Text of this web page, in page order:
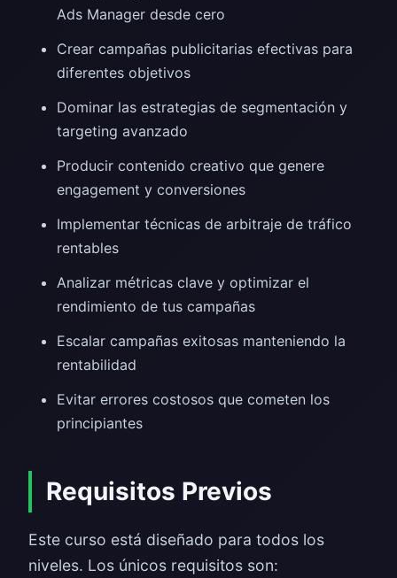
Ads Manager desde cero
Crear campañas publicitarias efectivas para
diferentes objetivos
Dominar las estrategias de segmentación y
targeting avanzado
Producir contenido creativo que genere
engagement y conversiones
Implementar técnicas de arbitraje de tráfico
rentables
Analizar métricas clave y optimizar el
rendimiento de tus campañas
Escalar campañas exitosas manteniendo la
rentabilidad
Evitar errores costosos que cometen los
principiantes
Requisitos Previos
Este curso está diseñado para todos los
niveles. Los únicos requisitos son: